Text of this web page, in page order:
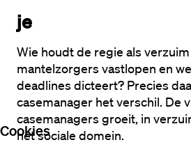
Cookies
je
Wie houdt de regie als
mantelzorgers vastlopen en
deadlines dicteert? Precies
casemanager het verschil. De
casemanagers groeit, in
het sociale domein.